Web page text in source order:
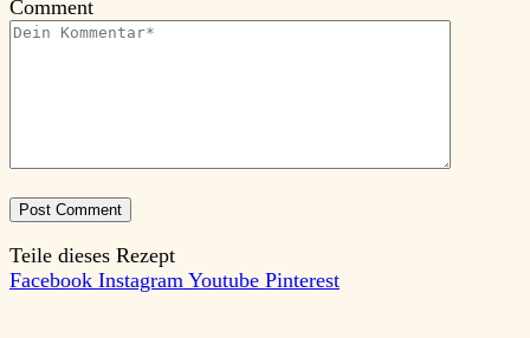
Comment
Teile dieses Rezept
Facebook Instagram Youtube Pinterest